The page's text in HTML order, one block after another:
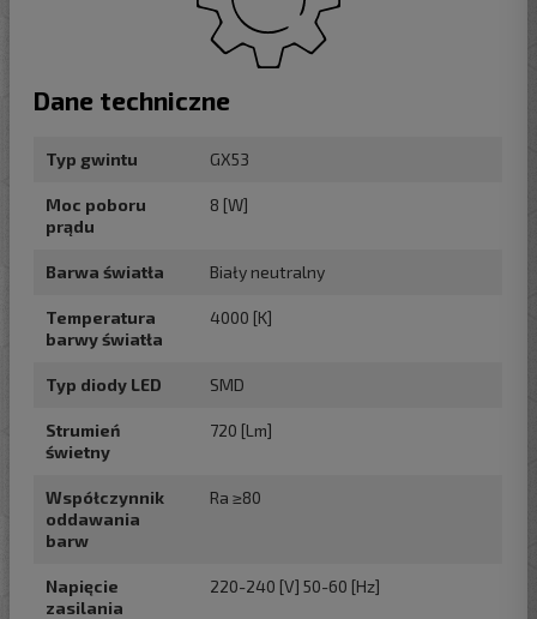
Dane techniczne
Typ gwintu GX53
Moc poboru
prądu
8 [W]
Barwa światła Biały neutralny
Temperatura
barwy światła
4000 [K]
Typ diody LED SMD
Strumień
świetny
720 [Lm]
Współczynnik
oddawania
barw
Ra ≥80
Napięcie
zasilania
220-240 [V] 50-60 [Hz]